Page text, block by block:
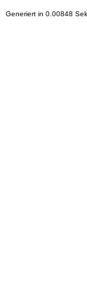
Generiert in 0.00848